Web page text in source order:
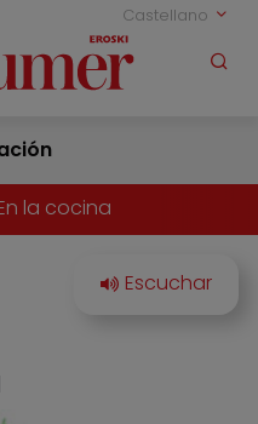
Castellano
la cocina